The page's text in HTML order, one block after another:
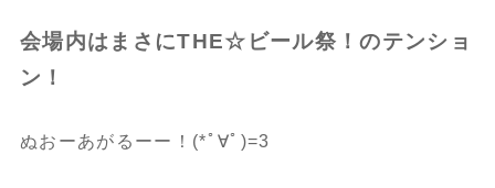
会場内はまさにTHE☆ビール祭！のテンショ
ン！
ぬおーあがるーー！(*ﾟ∀ﾟ)=3